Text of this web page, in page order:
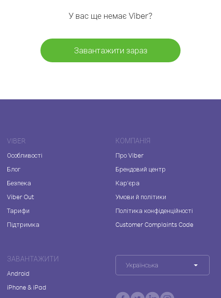
У вас ще немає Viber?
Завантажити зараз
VIBER
Особливості
Блог
Безпека
Viber Out
Тарифи
Підтримка
КОМПАНІЯ
Про Viber
Брендовий центр
Кар'єра
Умови й політики
Політика конфіденційності
Customer Complaints Code
ЗАВАНТАЖИТИ
Android
iPhone & iPad
Українська